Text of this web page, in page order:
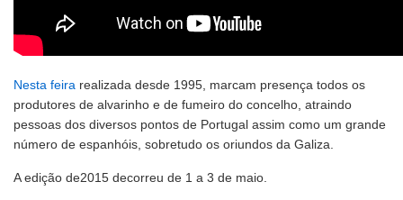
Nesta feira realizada desde 1995, marcam presença todos os
produtores de alvarinho e de fumeiro do concelho, atraindo
pessoas dos diversos pontos de Portugal assim como um grande
número de espanhóis, sobretudo os oriundos da Galiza.
A edição de2015 decorreu de 1 a 3 de maio.